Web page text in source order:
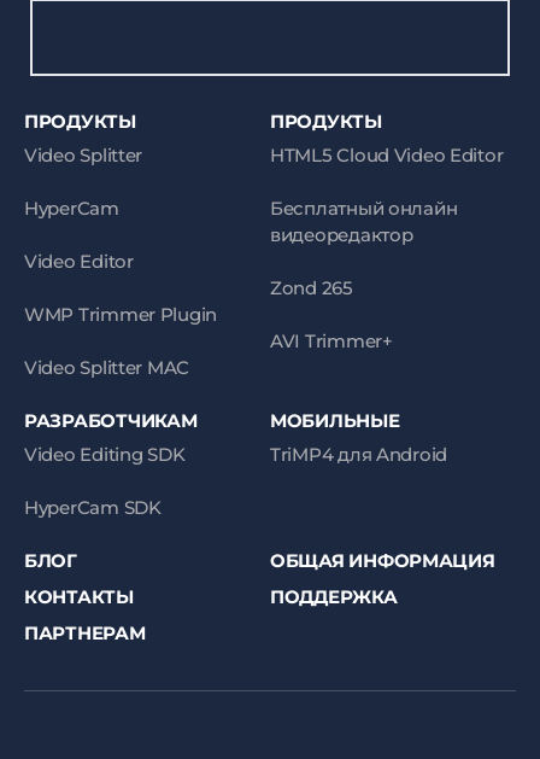
ПРОДУКТЫ
Video Splitter
HyperCam
Video Editor
WMP Trimmer Plugin
Video Splitter MAC
ПРОДУКТЫ
HTML5 Cloud Video Editor
Бесплатный онлайн
видеоредактор
Zond 265
AVI Trimmer+
РАЗРАБОТЧИКАМ
Video Editing SDK
HyperCam SDK
МОБИЛЬНЫЕ
TriMP4 для Android
БЛОГ
ОБЩАЯ ИНФОРМАЦИЯ
КОНТАКТЫ
ПОДДЕРЖКА
ПАРТНЕРАМ